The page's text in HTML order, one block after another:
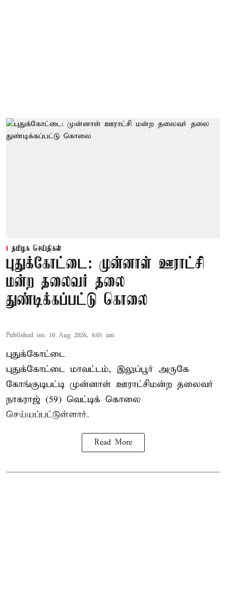
தமிழக செய்திகள்
புதுக்கோட்டை: முன்னாள் ஊராட்சி
மன்ற தலைவர் தலை
துண்டிக்கப்பட்டு கொலை
Published on: 10 Aug 2026, 8:01 am
புதுக்கோட்டை
புதுக்கோட்டை மாவட்டம், இலுப்பூர் அருகே
கோங்குடிபட்டி முன்னாள் ஊராட்சிமன்ற தலைவர்
நாகராஜ் (59) வெட்டிக் கொலை
செய்யப்பட்டுள்ளார்.
Read More